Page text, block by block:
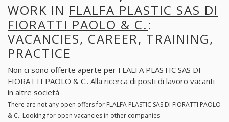
WORK IN FLALFA PLASTIC SAS DI
FIORATTI PAOLO & C.:
VACANCIES, CAREER, TRAINING,
PRACTICE
Non ci sono offerte aperte per FLALFA PLASTIC SAS DI
FIORATTI PAOLO & C.. Alla ricerca di posti di lavoro vacanti
in altre società
There are not any open offers for FLALFA PLASTIC SAS DI FIORATTI PAOLO
& C.. Looking for open vacancies in other companies